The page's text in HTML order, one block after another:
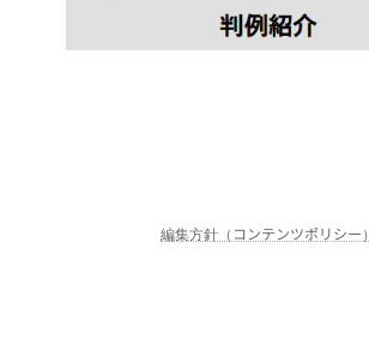
編集方針（コンテンツポリシー）